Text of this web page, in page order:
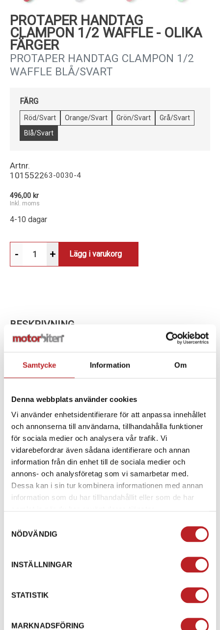
Samtycke Information Om
Denna webbplats använder cookies
Vi använder enhetsidentifierare för att anpassa innehållet
och annonserna till användarna, tillhandahålla funktioner
för sociala medier och analysera vår trafik. Vi
vidarebefordrar även sådana identifierare och annan
information från din enhet till de sociala medier och
annons- och analysföretag som vi samarbetar med.
Dessa kan i sin tur kombinera informationen med annan
information som du har tillhandahållit eller som de har
NÖDVÄNDIG
INSTÄLLNINGAR
STATISTIK
MARKNADSFÖRING
PROTAPER HANDTAG
CLAMPON 1/2 WAFFLE - OLIKA
FÄRGER
PROTAPER HANDTAG CLAMPON 1/2
WAFFLE BLÅ/SVART
FÄRG
Röd/Svart Orange/Svart Grön/Svart
Grå/Svart
Blå/Svart
Artnr.
101552263-0030-4
496,00 kr
Inkl. moms
4-10 dagar
- + Lägg i varukorg
BESKRIVNING
Protapers Clampon-handtag kombinerar den senaste
är tillverkade av tre olika gummiblandningar för
maximalt grepp, komfort och hållbarhet. Här är några
nyckelfunktioner:
GUMMIBLANDNINGAR: Protapers Clampon-handtag
är framställda av tre olika gummiblandningar. Detta
ger dig ett överlägset grepp samtidigt som de är
bekväma att använda under långa körningar.
Installationen är snabb och enkel, och du slipper
DESIGN: Den smarta designen eliminerar behovet av
extra verktyg och gör det enkelt att byta ut dina gamla
SPECIFIKATION